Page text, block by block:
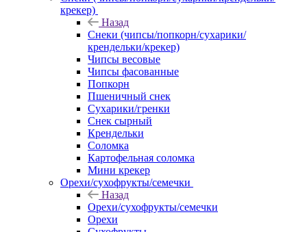
крекер)
Назад
Снеки (чипсы/попкорн/сухарики/
крендельки/крекер)
Чипсы весовые
Чипсы фасованные
Попкорн
Пшеничный снек
Сухарики/гренки
Снек сырный
Крендельки
Соломка
Картофельная соломка
Мини крекер
Орехи/сухофрукты/семечки
Назад
Орехи/сухофрукты/семечки
Орехи